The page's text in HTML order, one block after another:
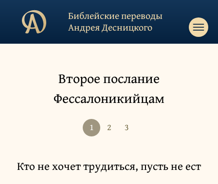
Библейские переводы
Андрея Десницкого
Второе послание
Фессалоникийцам
1 2 3
Кто не хочет трудиться, пусть не ест